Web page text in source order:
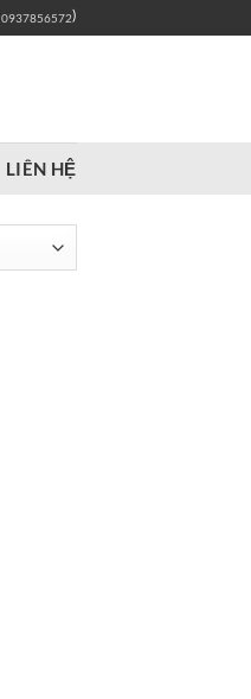
0937856572)
LIÊN HỆ